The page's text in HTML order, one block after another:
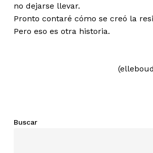
no dejarse llevar.
Pronto contaré cómo se creó la
Pero eso es otra historia.
Buscar